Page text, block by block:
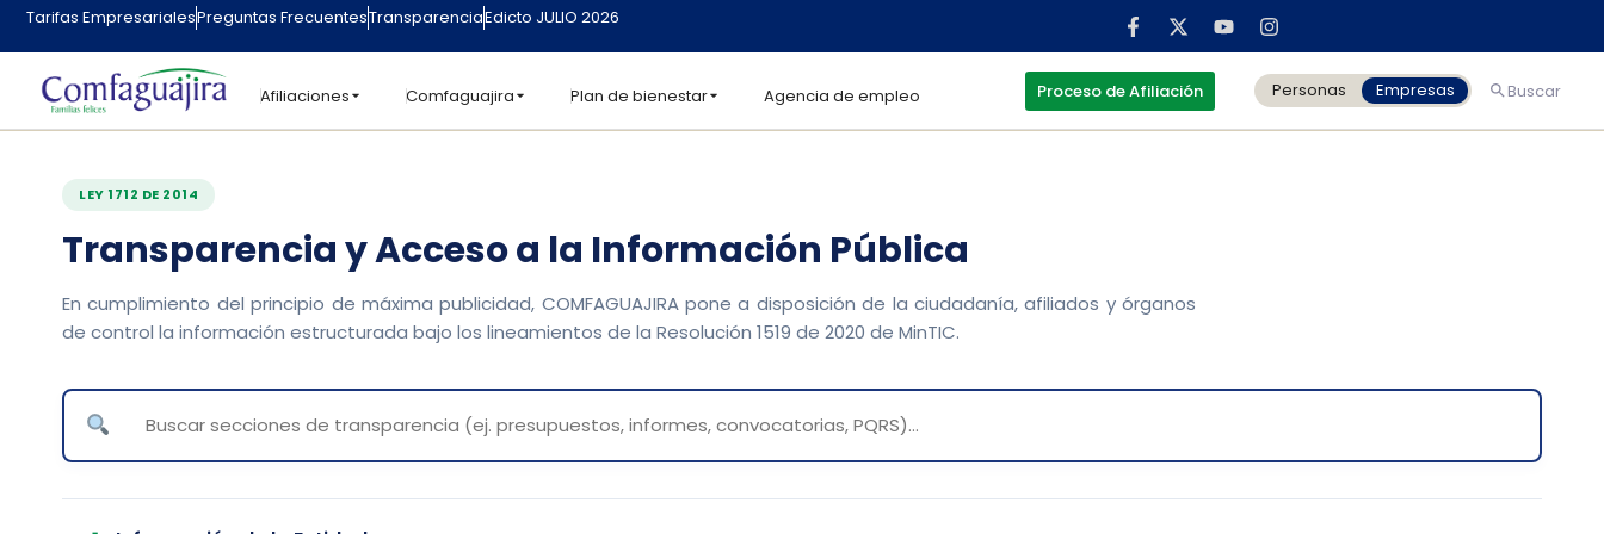
contenido
Tarifas EmpresarialesPreguntas FrecuentesTransparenciaEdicto JULIO 2026
Afiliaciones Comfaguajira Plan de bienestar Agencia de empleo Proceso de Afiliación Personas Empresas Buscar
LEY 1712 DE 2014
Transparencia y Acceso a la Información Pública
En cumplimiento del principio de máxima publicidad, COMFAGUAJIRA pone a disposición de la ciudadanía, afiliados y órganos
de control la información estructurada bajo los lineamientos de la Resolución 1519 de 2020 de MinTIC.